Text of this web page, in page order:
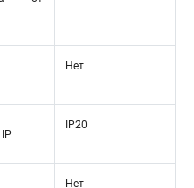
Нет
IP20
Нет